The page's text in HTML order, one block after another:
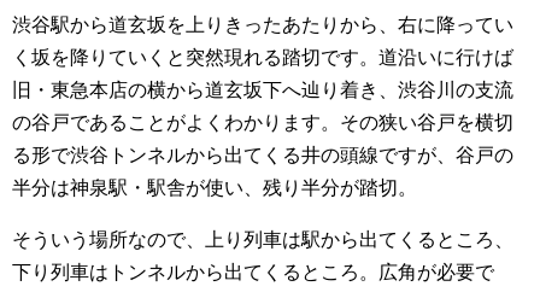
渋谷駅から道玄坂を上りきったあたりから、右に降ってい
く坂を降りていくと突然現れる踏切です。道沿いに行けば
旧・東急本店の横から道玄坂下へ辿り着き、渋谷川の支流
の谷戸であることがよくわかります。その狭い谷戸を横切
る形で渋谷トンネルから出てくる井の頭線ですが、谷戸の
半分は神泉駅・駅舎が使い、残り半分が踏切。
そういう場所なので、上り列車は駅から出てくるところ、
下り列車はトンネルから出てくるところ。広角が必要で